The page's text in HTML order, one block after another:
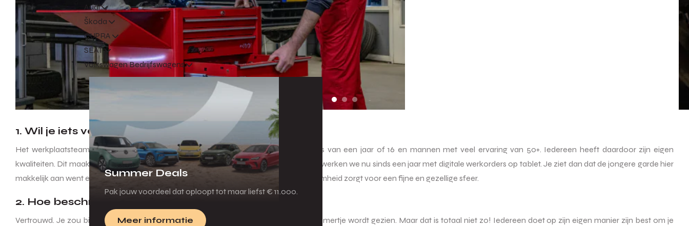
Audi
Škoda
CUPRA
SEAT
Volkswagen Bedrijfswagens
Summer Deals
Pak jouw voordeel dat oploopt tot maar liefst € 11.000.
Meer informatie
1. Wil je iets vertellen over het team waarin je werkt?
Het werkplaatsteam in Gorinchem loopt heel erg uiteen; we hebben jonge jongens van een jaar of 16 en mannen met veel ervaring van 50+. Iedereen heeft daardoor zijn eigen
kwaliteiten. Dit maakt het divers en tegelijk ook heel leuk. We leren veel van elkaar; zo werken we nu sinds een jaar met digitale werkorders op tablet. Je ziet dan dat de jongere garde hier
makkelijk aan went en bij de ouderen duurt het net allemaal wat langer. Die behulpzaamheid zorgt voor een fijne en gezellige sfeer.
2. Hoe beschrijf jij de bedrijfscultuur?
Vertrouwd. Je zou bij zo’n grote organisatie misschien verwachten dat je als een nummertje wordt gezien. Maar dat is totaal niet zo! Iedereen doet op zijn eigen manier zijn best om je